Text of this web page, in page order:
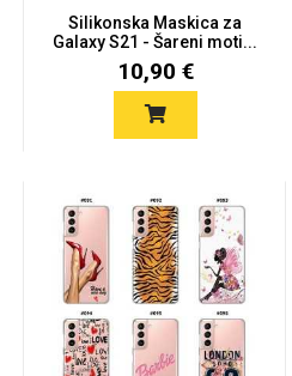
Silikonska Maskica za
Galaxy S21 - Šareni moti...
10,90 €